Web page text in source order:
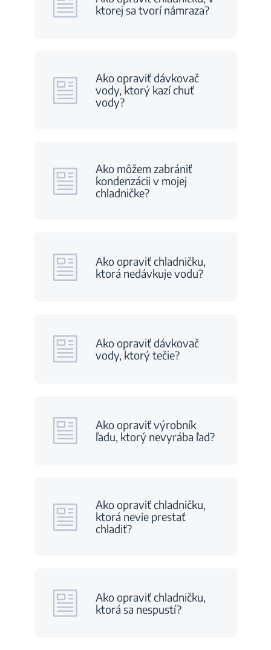
ktorej sa tvorí námraza?
Ako opraviť dávkovač
vody, ktorý kazí chuť
vody?
Ako môžem zabrániť
kondenzácii v mojej
chladničke?
Ako opraviť chladničku,
ktorá nedávkuje vodu?
Ako opraviť dávkovač
vody, ktorý tečie?
Ako opraviť výrobník
ľadu, ktorý nevyrába ľad?
Ako opraviť chladničku,
ktorá nevie prestať
chladiť?
Ako opraviť chladničku,
ktorá sa nespustí?